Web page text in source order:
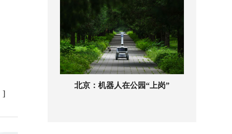
]
北京：机器人在公园“上岗”